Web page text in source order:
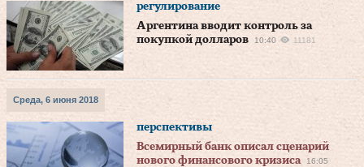
регулирование
Аргентина вводит контроль за
покупкой долларов
10:40 11181
Среда, 6 июня 2018
перспективы
Всемирный банк описал сценарий
нового финансового кризиса
16:05